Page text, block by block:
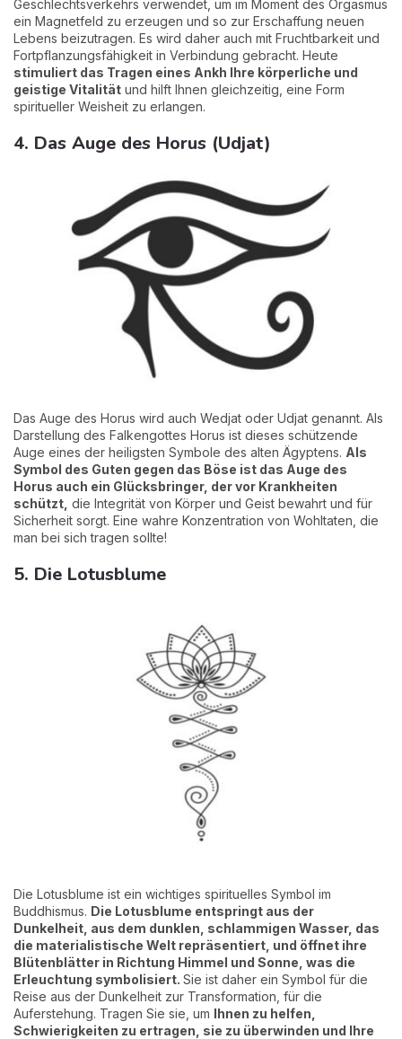
Geschlechtsverkehrs verwendet, um im Moment des Orgasmus
ein Magnetfeld zu erzeugen und so zur Erschaffung neuen
Lebens beizutragen. Es wird daher auch mit Fruchtbarkeit und
Fortpflanzungsfähigkeit in Verbindung gebracht. Heute
stimuliert das Tragen eines Ankh Ihre körperliche und
geistige Vitalität und hilft Ihnen gleichzeitig, eine Form
spiritueller Weisheit zu erlangen.
4. Das Auge des Horus (Udjat)
Das Auge des Horus wird auch Wedjat oder Udjat genannt. Als
Darstellung des Falkengottes Horus ist dieses schützende
Auge eines der heiligsten Symbole des alten Ägyptens. Als
Symbol des Guten gegen das Böse ist das Auge des
Horus auch ein Glücksbringer, der vor Krankheiten
schützt, die Integrität von Körper und Geist bewahrt und für
Sicherheit sorgt. Eine wahre Konzentration von Wohltaten, die
man bei sich tragen sollte!
5. Die Lotusblume
Die Lotusblume ist ein wichtiges spirituelles Symbol im
Buddhismus. Die Lotusblume entspringt aus der
Dunkelheit, aus dem dunklen, schlammigen Wasser, das
die materialistische Welt repräsentiert, und öffnet ihre
Blütenblätter in Richtung Himmel und Sonne, was die
Erleuchtung symbolisiert. Sie ist daher ein Symbol für die
Reise aus der Dunkelheit zur Transformation, für die
Auferstehung. Tragen Sie sie, um Ihnen zu helfen,
Schwierigkeiten zu ertragen, sie zu überwinden und Ihre